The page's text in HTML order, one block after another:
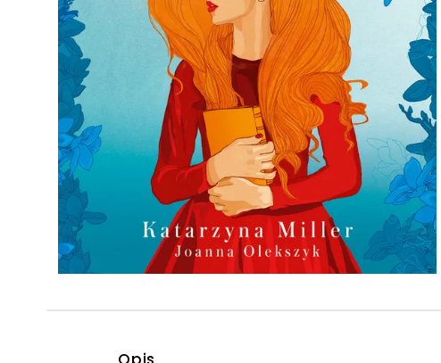
Powiększony kursor
Pomoc w czytaniu
Podkreślenie linków